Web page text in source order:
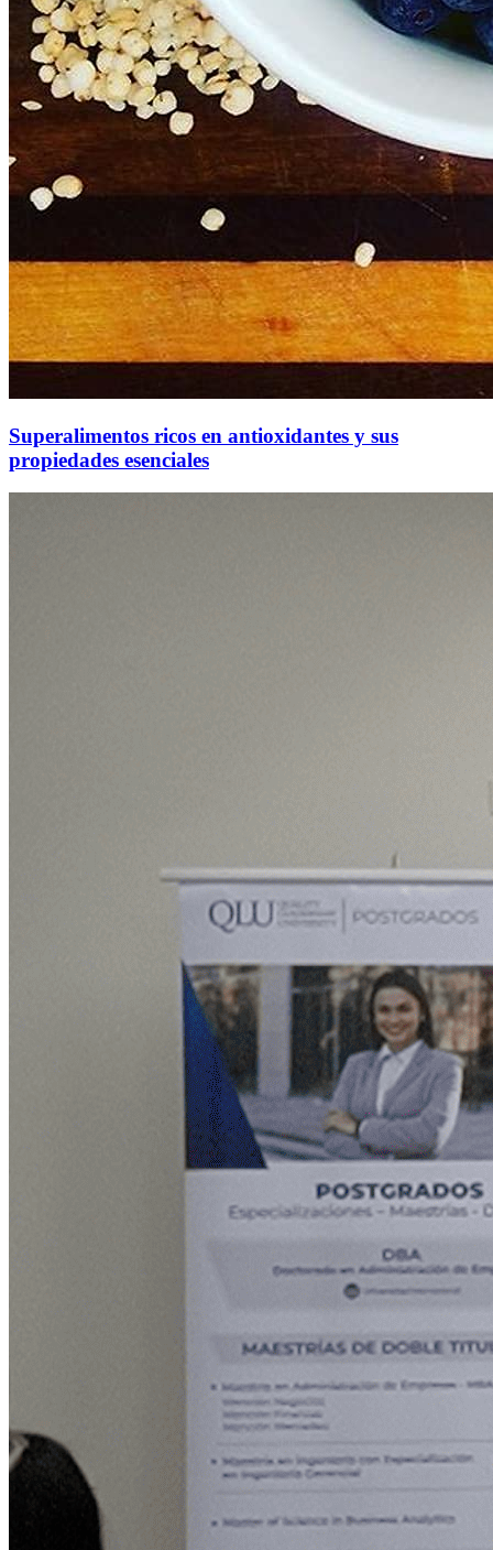
Superalimentos ricos en antioxidantes y sus
propiedades esenciales